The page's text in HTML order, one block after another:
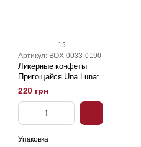
15
Артикул: BOX-0033-0190
Ликерные конфеты
Пригощайся Una Luna:
Вишневые чары Коробка 190 г
220 грн
Упаковка